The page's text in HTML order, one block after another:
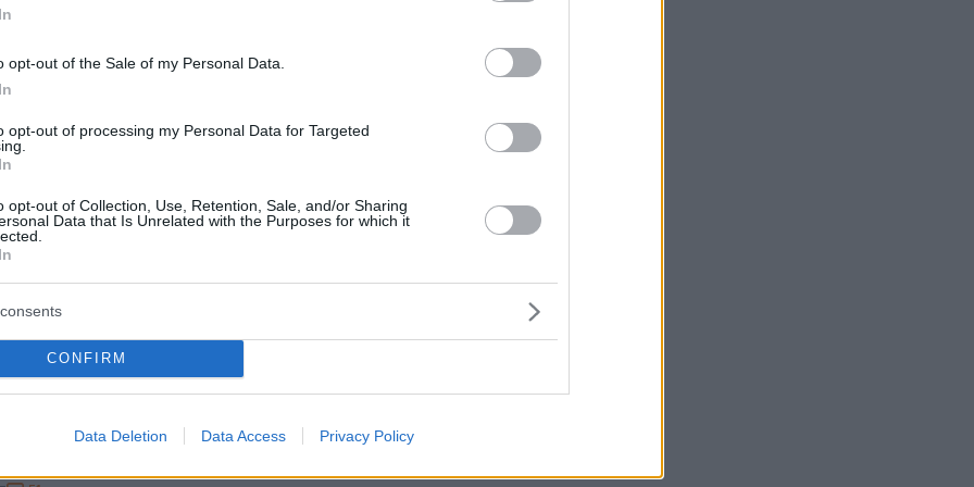
opt-out of the Sale of my Personal Data.
opt-out of processing my Personal Data for Targeted
opt-out of Collection, Use, Retention, Sale, and/or Sharing
Data that Is Unrelated with the Purposes for which it
CONFIRM
Data Deletion Data Access Privacy Policy
τρελάθηκε»: Η Ιβάνα
ημίγυμνη στη ζωντανή
του SkySports από το Grand
F1 στο Μαϊάμι, δείτε βίντεο
την Κροατία, γνωστή ως το «κορίτσι του
να περνάει μπροστά τους σα να κάνει
η εκπομπή ήταν στον αέρα
Αντονέλι στη χώρα του
ηλίου
με τη Mercedes πήρε στο GP Ιαπωνίας τη δεύτερη
σειρά και ανέβηκε στην κορυφή της βαθμολογίας
2